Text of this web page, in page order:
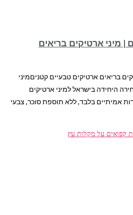
מיני ארטיקים בריאים
בריאים ארטיקים טבעיים קטניםמיני
היחידה בישראל למיני ארטיקים
אמיתיים בלבד, ללא תוספת סוכר, צבעי